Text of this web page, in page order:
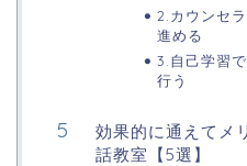
2.カウンセ
進める
3.自己学習
行う
効果的に通えてメ
話教室【5選】